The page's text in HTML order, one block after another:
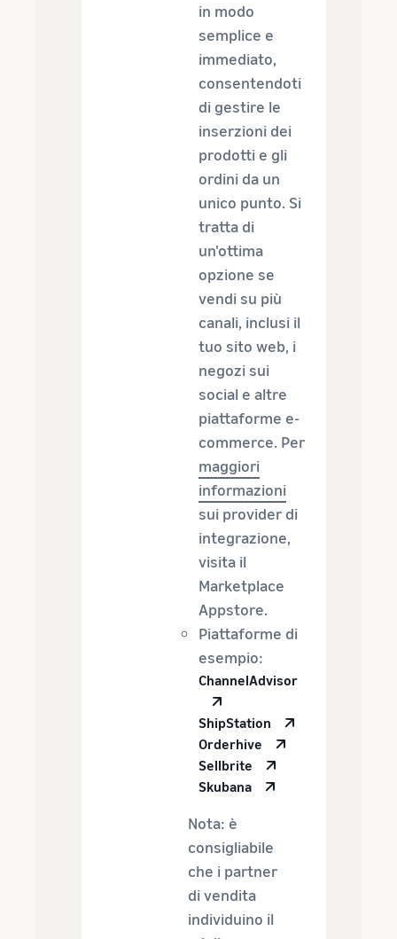
in modo
semplice e
immediato,
consentendoti
di gestire le
inserzioni dei
prodotti e gli
ordini da un
unico punto. Si
tratta di
un'ottima
opzione se
vendi su più
canali, inclusi il
tuo sito web, i
negozi sui
social e altre
piattaforme e-
commerce. Per
maggiori
informazioni
sui provider di
integrazione,
visita il
Marketplace
Appstore.
Piattaforme di
esempio:
ChannelAdvisor
ShipStation
Orderhive
Sellbrite
Skubana
Nota: è
consigliabile
che i partner
di vendita
individuino il